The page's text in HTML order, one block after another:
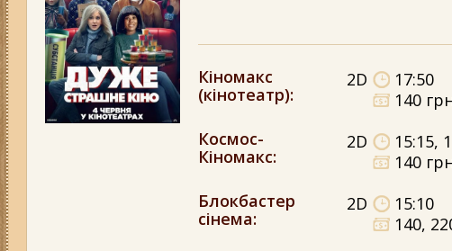
Кіномакс
(кінотеатр):
2D
17:50
140
Космос-
Кіномакс:
2D
15:15,
140
Блокбастер
сінема:
2D
15:10
140,